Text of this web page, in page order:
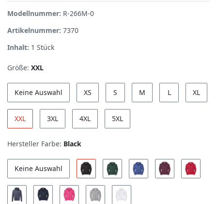
Modellnummer: R-266M-0
Artikelnummer: 7370
Inhalt: 1 Stück
Größe: XXL
Keine Auswahl XS S M L XL
XXL 3XL 4XL 5XL
Hersteller Farbe: Black
Keine Auswahl